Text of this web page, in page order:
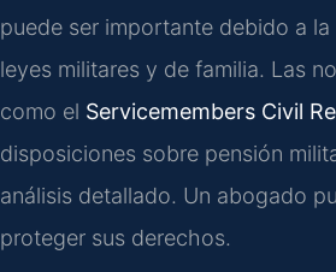
puede ser importante debido a
leyes militares y de familia. Las
como el Servicemembers Civil
disposiciones sobre pensión
análisis detallado. Un abogado
proteger sus derechos.